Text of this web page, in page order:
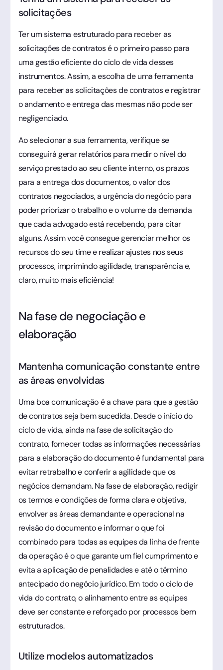
solicitações
Ter um sistema estruturado para receber as
solicitações de contratos é o primeiro passo para
uma gestão eficiente do ciclo de vida desses
instrumentos. Assim, a escolha de uma ferramenta
para receber as solicitações de contratos e registrar
o andamento e entrega das mesmas não pode ser
negligenciado.
Ao selecionar a sua ferramenta, verifique se
conseguirá gerar relatórios para medir o nível do
serviço prestado ao seu cliente interno, os prazos
para a entrega dos documentos, o valor dos
contratos negociados, a urgência do negócio para
poder priorizar o trabalho e o volume da demanda
que cada advogado está recebendo, para citar
alguns. Assim você consegue gerenciar melhor os
recursos do seu time e realizar ajustes nos seus
processos, imprimindo agilidade, transparência e,
claro, muito mais eficiência!
Na fase de negociação e
elaboração
Mantenha comunicação constante entre
as áreas envolvidas
Uma boa comunicação é a chave para que a gestão
de contratos seja bem sucedida. Desde o início do
ciclo de vida, ainda na fase de solicitação do
contrato, fornecer todas as informações necessárias
para a elaboração do documento é fundamental para
evitar retrabalho e conferir a agilidade que os
negócios demandam. Na fase de elaboração, redigir
os termos e condições de forma clara e objetiva,
envolver as áreas demandante e operacional na
revisão do documento e informar o que foi
combinado para todas as equipes da linha de frente
da operação é o que garante um fiel cumprimento e
evita a aplicação de penalidades e até o término
antecipado do negócio jurídico. Em todo o ciclo de
vida do contrato, o alinhamento entre as equipes
deve ser constante e reforçado por processos bem
estruturados.
Utilize modelos automatizados